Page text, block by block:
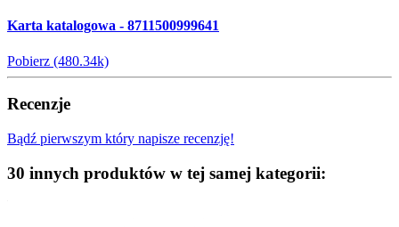
Karta katalogowa - 8711500999641
Pobierz (480.34k)
Recenzje
Bądź pierwszym który napisze recenzję!
30 innych produktów w tej samej kategorii: